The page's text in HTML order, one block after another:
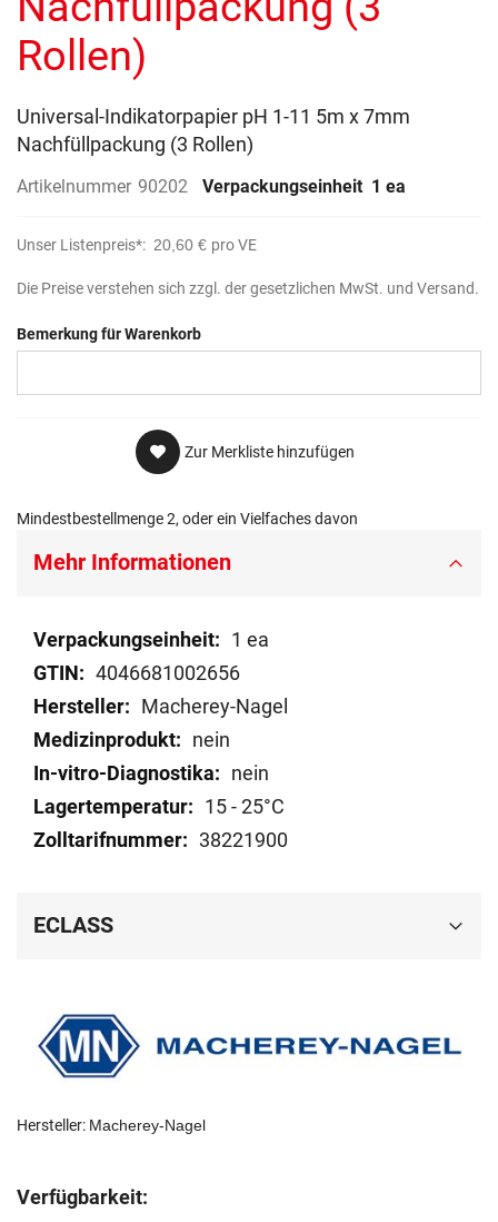
Rollen)
Universal-Indikatorpapier pH 1-11 5m x 7mm
Nachfüllpackung (3 Rollen)
Artikelnummer 90202 Verpackungseinheit 1 ea
Unser Listenpreis*: 20,60 € pro VE
Die Preise verstehen sich zzgl. der gesetzlichen MwSt. und Versand.
Bemerkung für Warenkorb
Zur Merkliste hinzufügen
Mindestbestellmenge 2, oder ein Vielfaches davon
Hersteller: Macherey-Nagel
Verfügbarkeit:
Mehr Informationen
Mehr
Informationen
1 ea
4046681002656
Macherey-Nagel
nein
nein
15 - 25°C
38221900
ECLASS